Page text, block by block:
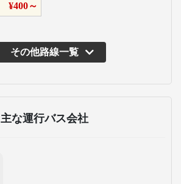
¥400～
その他路線一覧
主な運行バス会社